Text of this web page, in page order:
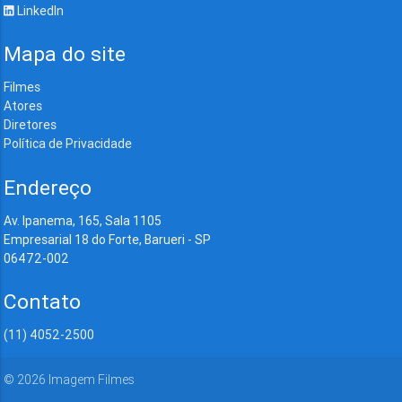
LinkedIn
Mapa do site
Filmes
Atores
Diretores
Política de Privacidade
Endereço
Av. Ipanema, 165, Sala 1105
Empresarial 18 do Forte, Barueri - SP
06472-002
Contato
(11) 4052-2500
© 2026 Imagem Filmes